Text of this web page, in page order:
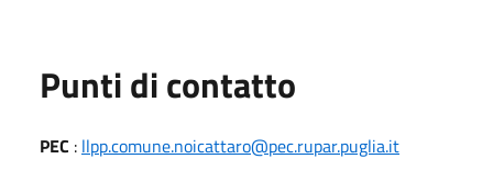
Punti di contatto
PEC : llpp.comune.noicattaro@pec.rupar.puglia.it